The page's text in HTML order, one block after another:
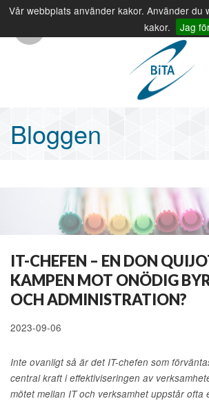
Vår webbplats använder kakor. Använder
kakor.
Jag
Bloggen
IT-CHEFEN – EN DON
KAMPEN MOT ONÖDIG
OCH ADMINISTRATION?
2023-09-06
Inte ovanligt så är det IT-chefen som
central kraft i effektiviseringen av
mötet mellan IT och verksamhet uppstår ofta